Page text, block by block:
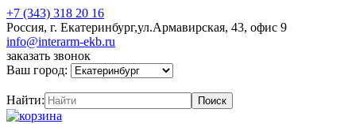
+7 (343) 318 20 16
Россия, г. Екатеринбург,ул.Армавирская, 43, офис 9
info@interarm-ekb.ru
заказать звонок
Ваш город:
Найти: